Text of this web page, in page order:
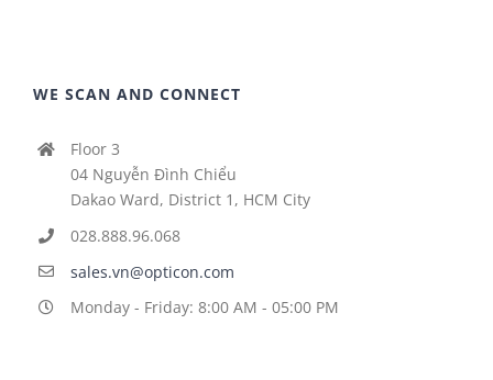
WE SCAN AND CONNECT
Floor 3
04 Nguyễn Đình Chiểu
Dakao Ward, District 1, HCM City
028.888.96.068
sales.vn@opticon.com
Monday - Friday: 8:00 AM - 05:00 PM